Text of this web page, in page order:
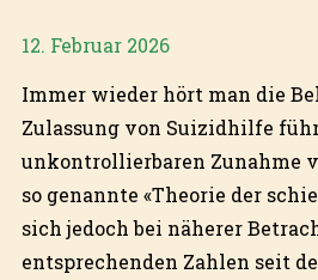
12. Februar 2026
Immer wieder hört man die
Zulassung von Suizidhilfe
unkontrollierbaren Zunahme
so genannte «Theorie der
sich jedoch bei näherer
entsprechenden Zahlen seit